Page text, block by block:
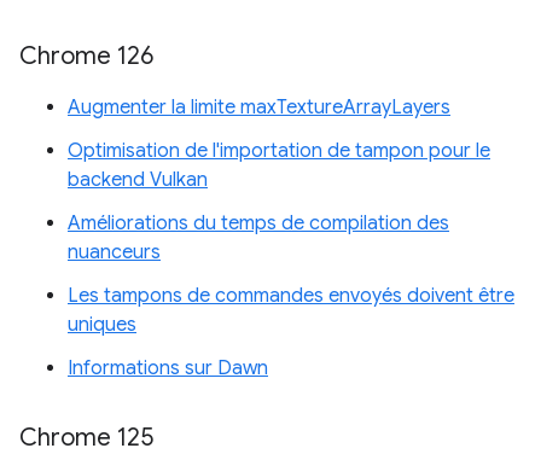
Chrome 126
Augmenter la limite maxTextureArrayLayers
Optimisation de l'importation de tampon pour le
backend Vulkan
Améliorations du temps de compilation des
nuanceurs
Les tampons de commandes envoyés doivent être
uniques
Informations sur Dawn
Chrome 125